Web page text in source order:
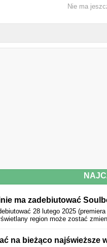
Nie ma
ma zadebiutować
28 lutego 2025
region może zostać
na bieżąco najświeższe